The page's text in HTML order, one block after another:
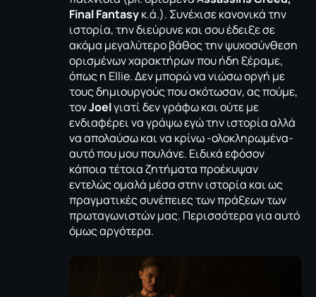
Final Fantasyκ.ά.). Συνέχισε κανονικά την
ιστορία, την διεύρυνε και σου έδειξε σε
ακόμα μεγαλύτερο βάθος την ψυχοσύνθεση
ορισμένων χαρακτήρων που ήδη ξέραμε,
όπως η Ellie. Δεν μπορώ να νιώσω οργή με
τους δημιουργούς που σκότωσαν, ας πούμε,
τονJoelγιατί δεν γράφω και ούτε με
ενδιαφέρει να γράψω εγώ την ιστορία αλλά
να απολαύσω και να κρίνω -ολοκληρωμένα-
αυτό που μου πουλάνε. Ειδικά εφόσον
κάποια τέτοια ζητήματα προέκυψαν
εντελώς ομαλά μέσα στην ιστορία και ως
πραγματικές συνέπειες των πράξεων των
πρωταγωνιστών μας. Περισσότερα για αυτό
όμως αργότερα.